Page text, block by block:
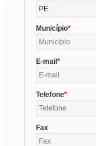
PE
Município
E-mail
Telefone
Fax